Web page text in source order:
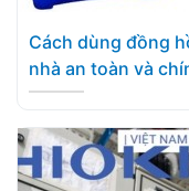
Cách dùng đồng
nhà an toàn và